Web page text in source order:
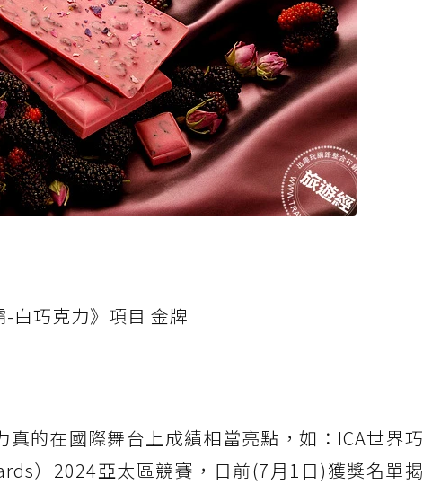
白巧克力》項目 金牌
的在國際舞台上成績相當亮點，如：ICA世界巧
）2024亞太區競賽，日前(7月1日)獲獎名單揭